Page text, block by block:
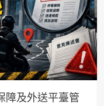
障及外送平臺管